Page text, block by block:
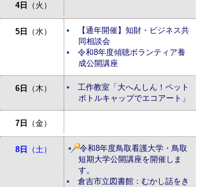
4日 （火）
5日 （水）
【通年開催】知財・ビジネス共
同相談会
令和8年度傾聴ボランティア養
成公開講座
6日 （木）
工作教室「大へんしん！ペット
ボトルキャップでエコアート」
7日 （金）
8日 （土）
令和8年度鳥取看護大学・鳥取
短期大学公開講座を開催しま
す。
倉吉市立図書館：むかし話をき